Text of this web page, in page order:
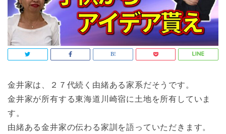
金井家は、２７代続く由緒ある家系だそうです。
金井家が所有する東海道川崎宿に土地を所有していま
す。
由緒ある金井家の伝わる家訓を語っていただきます。